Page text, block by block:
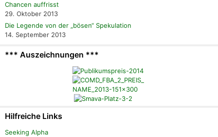
Chancen auffrisst
29. Oktober 2013
Die Legende von der „bösen“ Spekulation
14. September 2013
*** Auszeichnungen ***
Hilfreiche Links
Seeking Alpha